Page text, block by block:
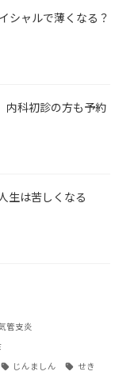
シャルで薄くなる？
内科初診の方も予約
生は苦しくなる
管支炎
じんましん せき